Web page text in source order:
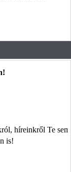
híreinkről Te
is!